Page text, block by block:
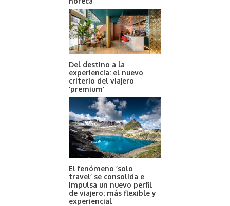
Del destino a la
experiencia: el nuevo
criterio del viajero
‘premium’
El fenómeno ‘solo
travel’ se consolida e
impulsa un nuevo perfil
de viajero: más flexible y
experiencial